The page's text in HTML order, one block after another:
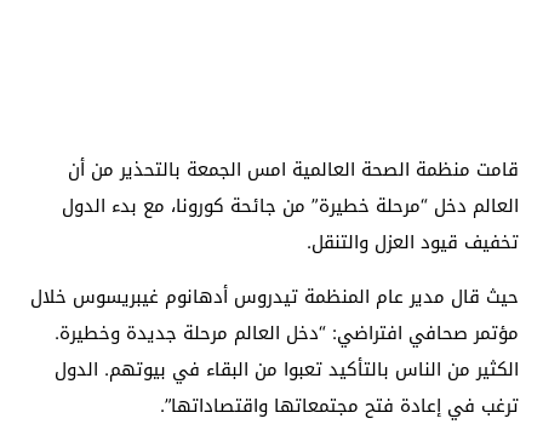
قامت منظمة الصحة العالمية امس الجمعة بالتحذير من أن
العالم دخل “مرحلة خطيرة” من جائحة كورونا، مع بدء الدول
تخفيف قيود العزل والتنقل.
حيث قال مدير عام المنظمة تيدروس أدهانوم غيبريسوس خلال
مؤتمر صحافي افتراضي: “دخل العالم مرحلة جديدة وخطيرة.
الكثير من الناس بالتأكيد تعبوا من البقاء في بيوتهم. الدول
ترغب في إعادة فتح مجتمعاتها واقتصاداتها”.